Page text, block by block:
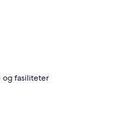
og fasiliteter